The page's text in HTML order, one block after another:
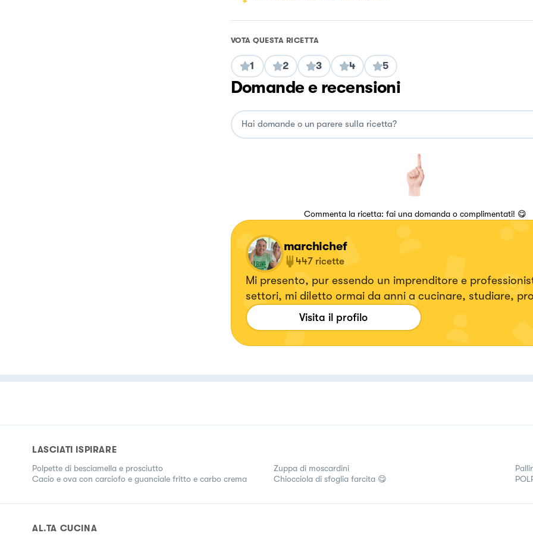
VOTA QUESTA RICETTA
1 2 3 4 5
Domande e recensioni
Commenta la ricetta: fai una domanda o complimentati! 😋
marchichef
447 ricette
Mi presento, pur essendo un imprenditore e
settori, mi diletto ormai da anni a cucinare, studiare,
creare ricette tradizionali ma Gluten Free! Ecco in
creare un Brand Gluten Free!
Visita il profilo
LASCIATI ISPIRARE
Polpette di besciamella e prosciutto
Cacio e ova con carciofo e guanciale fritto e carbo crema
Zuppa di moscardini
Chiocciola di sfoglia farcita 😋
AL.TA CUCINA